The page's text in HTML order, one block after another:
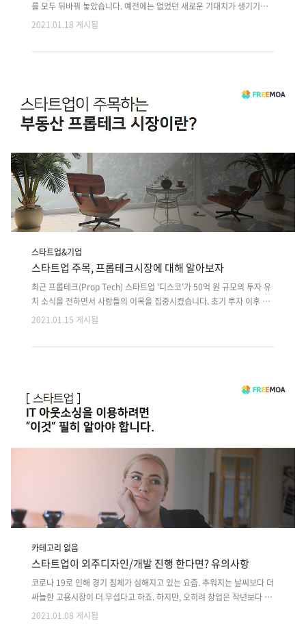
를 모두 뒤바꿔 놓았습니다. 예전에는 없었던 새로운 기대치가 생기기도
했으며, 기존에 중요하게 여기던 요소들은 미래에선 더 이상 가치를 인정
이 달라지는 시장에서 살아남기 위해 몸부림치고 있습니다. IT 아웃소싱
자문 요청이 증가하고 있습니다. 그중에서 가장 많이 물어보시는 것은 매
일 달라지는 환경 속에서 외주 개발 리스크를 최소화하는 방법이죠. 이번
글에서는 코로나 19로 달라진 시장에서 스타트업이 생존하기 위해서 알
고 있으면 좋..
2021.01.18 게시됨
스타트업&기업
스타트업 주목, 프롭테크시장에 대해 알아보자
최근 프롭테크(Prop Tech) 스타트업 '디스코'가 50억 원 규모의 투자 유
치 소식을 전하면서 사람들의 이목을 집중시켰습니다. 초기 투자 이후 후
속 투자까지 유치하며 디스코가 받은 누적 투자 금액은 73억 원에 달합니
기도 했죠. 이처럼 프롭테크 시장에 큰 관심이 몰리면서 예비 창업자 분들
플랫폼 '프리모아'가 프롭테크가 무엇인지, 산업에 도전할 때 무엇을 주의
해야 하는지 정리해보겠습니다. 프롭테크(Prop Tech) : 부동산과 IT가 만
나다. 프롭테크(Prop Tech)는 쉽게 말해서 ..
2021.01.15 게시됨
카테고리 없음
스타트업이 외주디자인/개발 진행 한다면? 유의사항
코로나 19로 인해 경기 침체가 심해지고 있는 요즘. 추워지는 날씨보다 더
싸늘한 고용시장이 더 무섭다고 하죠. 하지만, 오히려 창업은 작년보다 늘
어나고 있다고 합니다. 중소벤처기업부가 밝힌 자료에 따르면 2020년 3
2021.01.08 게시됨